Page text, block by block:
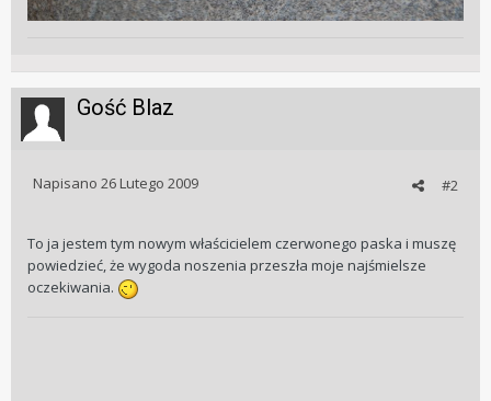
Gość Blaz
#2
Napisano 26 Lutego 2009
To ja jestem tym nowym właścicielem czerwonego paska i muszę
powiedzieć, że wygoda noszenia przeszła moje najśmielsze
oczekiwania.